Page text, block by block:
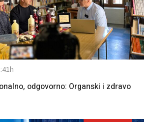
odgovorno: Organski i zdravo